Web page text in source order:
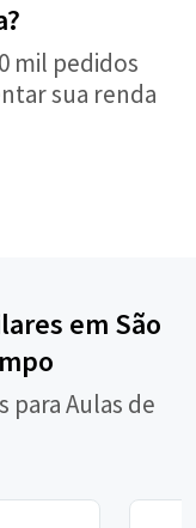
mil pedidos
sua renda
em São
para Aulas de